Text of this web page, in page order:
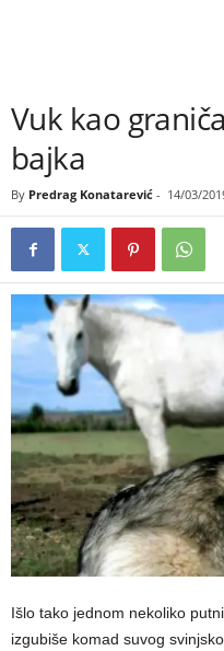
Vuk kao
bajka
By Predrag Konatarević - 14/03/
Išlo tako jednom nekoliko
izgubiše komad suvog